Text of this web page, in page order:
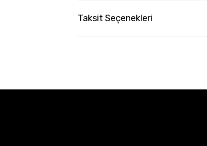
Taksit Seçenekleri